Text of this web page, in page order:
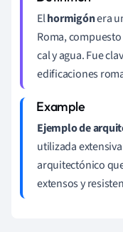
Elhormigónera
Roma,
cal y agua. Fue
edificaciones
Ejemplo de
utilizada
arquitectónico
extensos y